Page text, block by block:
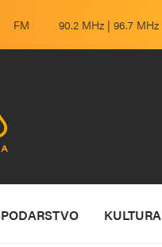
FM 90.2 MHz | 96.7 MHz
KULTURA